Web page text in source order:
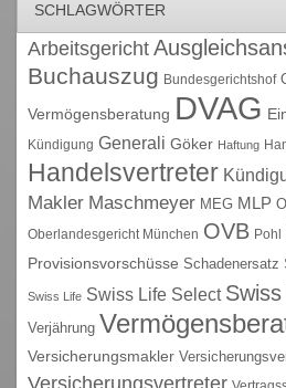
SCHLAGWÖRTER
Arbeitsgericht
Buchauszug Bundesgerichtshof
Vermögensberatung DVAG
Kündigung Generali Göker Haftung
Handelsvertreter
Makler Maschmeyer MEG MLP
Oberlandesgericht München OVB Pohl
Provisionsvorschüsse Schadenersatz
Swiss Life Swiss Life Select
Verjährung
Versicherungsmakler
Versicherungsvertreter